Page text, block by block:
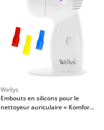
Wellys
Embouts en silicons pour le
nettoyeur auriculaire « Komfort